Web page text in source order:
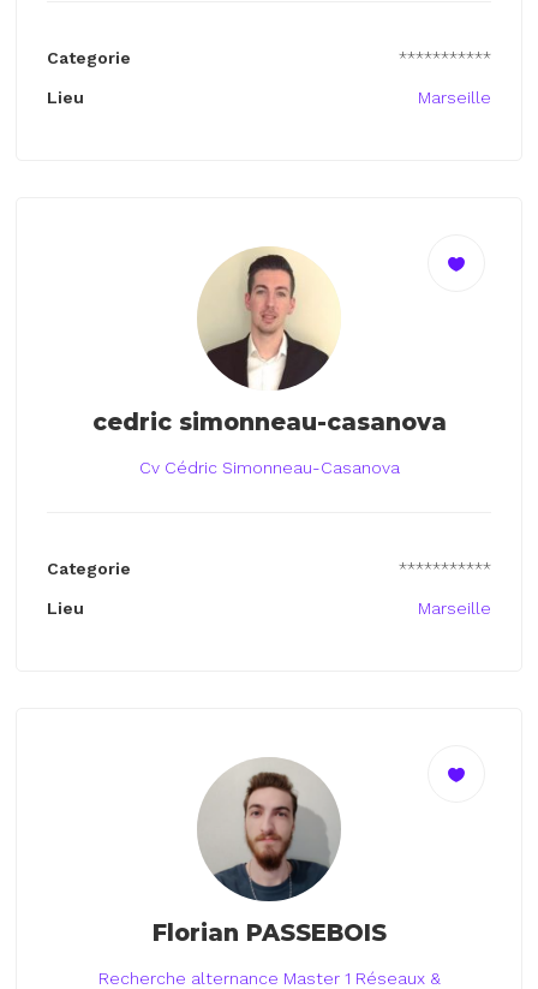
Categorie ***********
Lieu Marseille
cedric simonneau-casanova
Cv Cédric Simonneau-Casanova
Categorie ***********
Lieu Marseille
Florian PASSEBOIS
Recherche alternance Master 1 Réseaux &